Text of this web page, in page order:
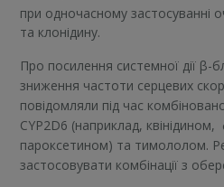
при одночасному застосуванні
та клонідину.
Про посилення системної дії β-
зниження частоти серцевих
повідомляли під час
CYP2D6 (наприклад,
пароксетином) та тимололом.
застосовувати комбінації з